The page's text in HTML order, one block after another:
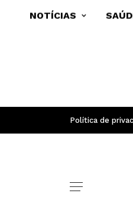
Política de
NOTÍCIAS